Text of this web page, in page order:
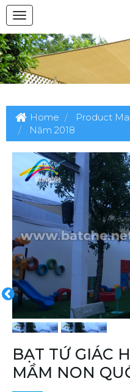
Home Product
Năm 2018
BẠT TỨ GIÁC
MẦM NON